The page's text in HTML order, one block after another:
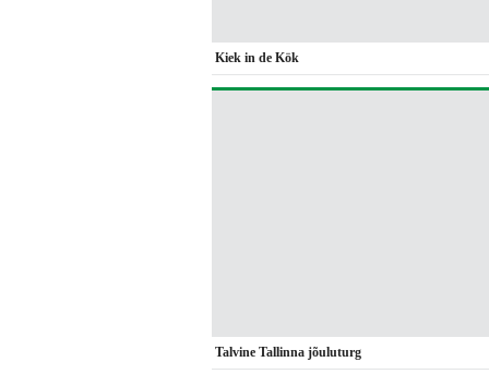
Kiek in de Kök
Talvine Tallinna jõuluturg